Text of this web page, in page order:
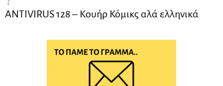
ANTIVIRUS 128 – Kουήρ Κόμικς αλά ελληνικά